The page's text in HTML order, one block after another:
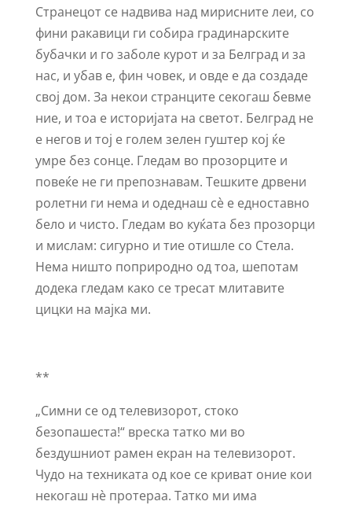
Странецот се надвива над мирисните леи, со
фини ракавици ги собира градинарските
бубачки и го заболе курот и за Белград и за
нас, и убав е, фин човек, и овде е да создаде
свој дом. За некои странците секогаш бевме
ние, и тоа е историјата на светот. Белград не
е негов и тој е голем зелен гуштер кој ќе
умре без сонце. Гледам во прозорците и
повеќе не ги препознавам. Тешките дрвени
ролетни ги нема и одеднаш сѐ е едноставно
бело и чисто. Гледам во куќата без прозорци
и мислам: сигурно и тие отишле со Стела.
Нема ништо поприродно од тоа, шепотам
додека гледам како се тресат млитавите
цицки на мајка ми.
**
„Симни се од телевизорот, стоко
безопашеста!“ вреска татко ми во
бездушниот рамен екран на телевизорот.
Чудо на техниката од кое се криват оние кои
некогаш нѐ протераа. Татко ми има